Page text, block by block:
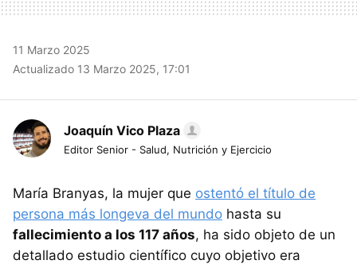
11 Marzo 2025
Actualizado 13 Marzo 2025, 17:01
Joaquín Vico Plaza
Editor Senior - Salud, Nutrición y Ejercicio
María Branyas, la mujer que ostentó el título de
persona más longeva del mundo hasta su
fallecimiento a los 117 años, ha sido objeto de un
detallado estudio científico cuyo objetivo era